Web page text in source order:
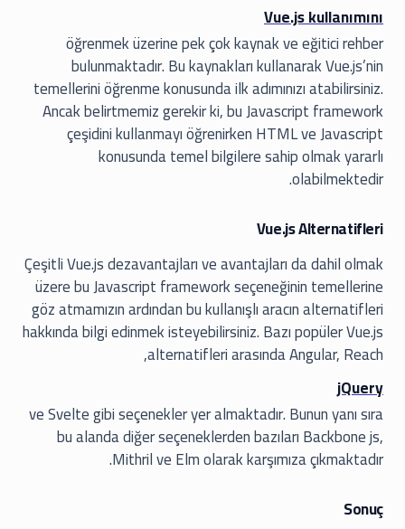
Vue.js kullanımını
öğrenmek üzerine pek çok kaynak ve eğitici rehber
bulunmaktadır. Bu kaynakları kullanarak Vue.js’nin
temellerini öğrenme konusunda ilk adımınızı atabilirsiniz.
Ancak belirtmemiz gerekir ki, bu Javascript framework
çeşidini kullanmayı öğrenirken HTML ve Javascript
konusunda temel bilgilere sahip olmak yararlı
olabilmektedir.
Vue.js Alternatifleri
Çeşitli Vue.js dezavantajları ve avantajları da dahil olmak
üzere bu Javascript framework seçeneğinin temellerine
göz atmamızın ardından bu kullanışlı aracın alternatifleri
hakkında bilgi edinmek isteyebilirsiniz. Bazı popüler Vue.js
alternatifleri arasında Angular, Reach,
jQuery
ve Svelte gibi seçenekler yer almaktadır. Bunun yanı sıra
bu alanda diğer seçeneklerden bazıları Backbone js,
Mithril ve Elm olarak karşımıza çıkmaktadır.
Sonuç